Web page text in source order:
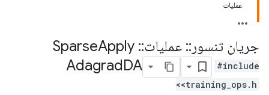
عملیات
جریان تنسور :: عملیات::
Apply
AdagradDA
#include
<training_ops.h>